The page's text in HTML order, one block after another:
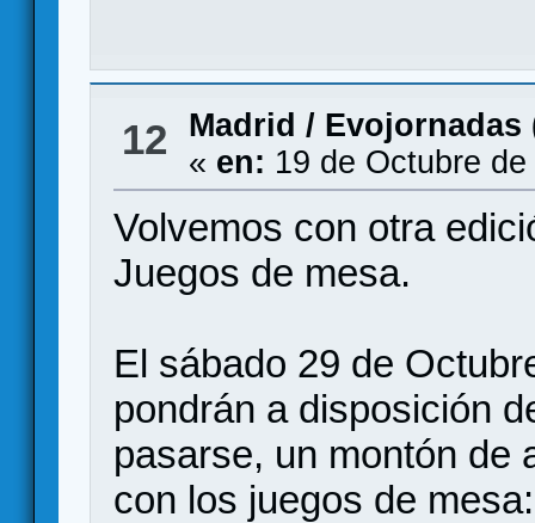
12 Madrid / Evojornadas
« en: 19 de Octubre
Volvemos con otra
Juegos de mesa.
El sábado 29 de
pondrán a disposición
pasarse, un montón de
con los juegos de mesa: